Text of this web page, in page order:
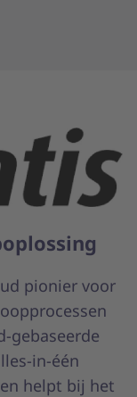
pionier voor
gebaseerde
in-één
helpt bij het